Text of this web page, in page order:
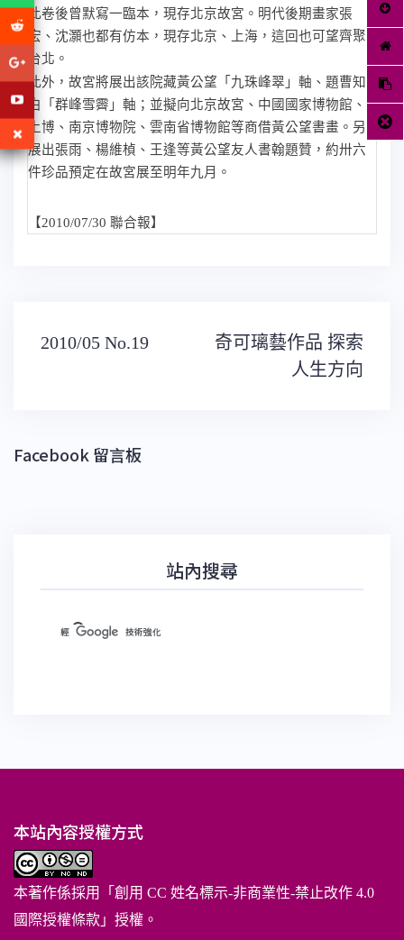
此卷後曾默寫一臨本，現存北京故宮。明代後期畫家張
宏、沈灝也都有仿本，現存北京、上海，這回也可望齊聚
台北。
此外，故宮將展出該院藏黃公望「九珠峰翠」軸、題曹知
白「群峰雪霽」軸；並擬向北京故宮、中國國家博物館、
上博、南京博物院、雲南省博物館等商借黃公望書畫。另
展出張雨、楊維楨、王逢等黃公望友人書翰題贊，約卅六
件珍品預定在故宮展至明年九月。
【2010/07/30 聯合報】
文
章
2010/05 No.19
奇可璃藝作品 探索
人生方向
Facebook 留言板
站內搜尋
本站內容授權方式
本著作係採用「 創用 CC 姓名標示-非商業性-禁止改作 4.0
國際授權條款 」授權。